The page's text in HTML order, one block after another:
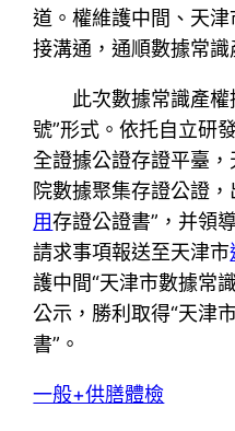
道。權維護中間、天
接溝通，通順數據常識
此次數據常識產
號”形式。依托自立研
全證據公證存證平臺
院數據聚集存證公證
用存證公證書”，并領
請求事項報送至天津市
護中間“天津市數據常
公示，勝利取得“天津
書”。
一般+供膳體檢